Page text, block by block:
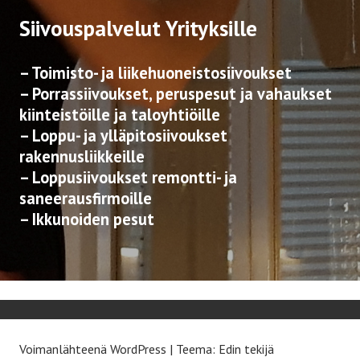
Siivouspalvelut Yrityksille
– Toimisto- ja liikehuoneistosiivoukset
– Porrassiivoukset, peruspesut ja vahaukset
kiinteistöille ja taloyhtiöille
– Loppu- ja ylläpitosiivoukset
rakennusliikkeille
– Loppusiivoukset remontti- ja
saneerausfirmoille
– Ikkunoiden pesut
Voimanlähteenä WordPress | Teema: Edin tekijä